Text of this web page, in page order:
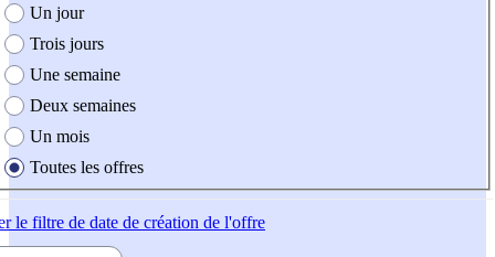
création de l'offre
Un jour
Trois jours
Une semaine
Deux semaines
Un mois
Toutes les offres
le filtre de date de création de l'offre